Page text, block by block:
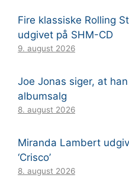
Fire klassiske Rolling
udgivet på SHM-CD
9. august 2026
Joe Jonas siger, at
albumsalg
8. august 2026
Miranda Lambert
‘Crisco’
8. august 2026